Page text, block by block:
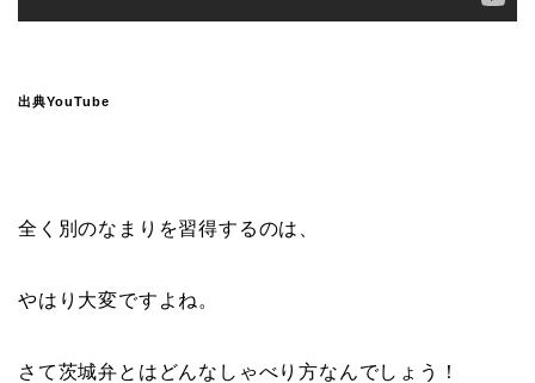
出典YouTube
全く別のなまりを習得するのは、
やはり大変ですよね。
さて茨城弁とはどんなしゃべり方なんでしょう！